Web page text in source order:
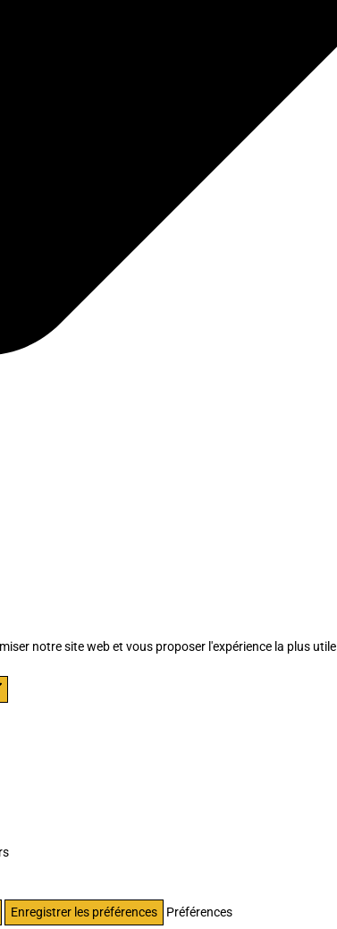
notre site web et vous proposer l'expérience la plus
Enregistrer les préférences Préférences